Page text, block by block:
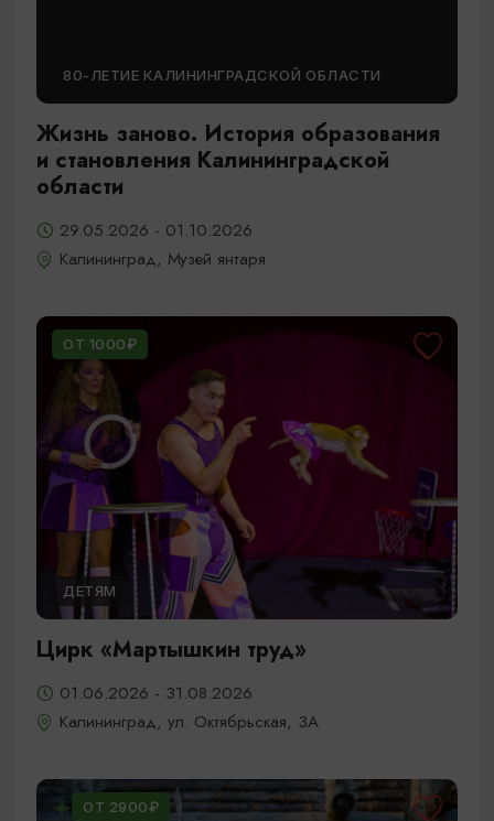
80-ЛЕТИЕ КАЛИНИНГРАДСКОЙ ОБЛАСТИ
Жизнь заново. История образования
и становления Калининградской
области
29.05.2026 - 01.10.2026
Калининград, Музей янтаря
ОТ 1000₽
ДЕТЯМ
Цирк «Мартышкин труд»
01.06.2026 - 31.08.2026
Калининград, ул. Октябрьская, 3А
ОТ 2900₽